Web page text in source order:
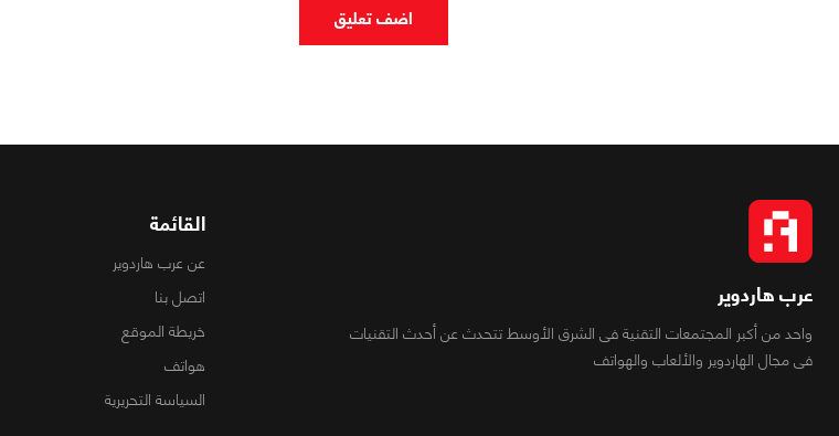
اضف تعليق
عرب هاردوير
واحد من أكبر المجتمعات التقنية فى الشرق الأوسط تتحدث عن أحدث التقنيات
فى مجال الهاردوير والألعاب والهواتف
القائمة
عن عرب هاردوير
اتصل بنا
خريطة الموقع
هواتف
السياسة التحريرية